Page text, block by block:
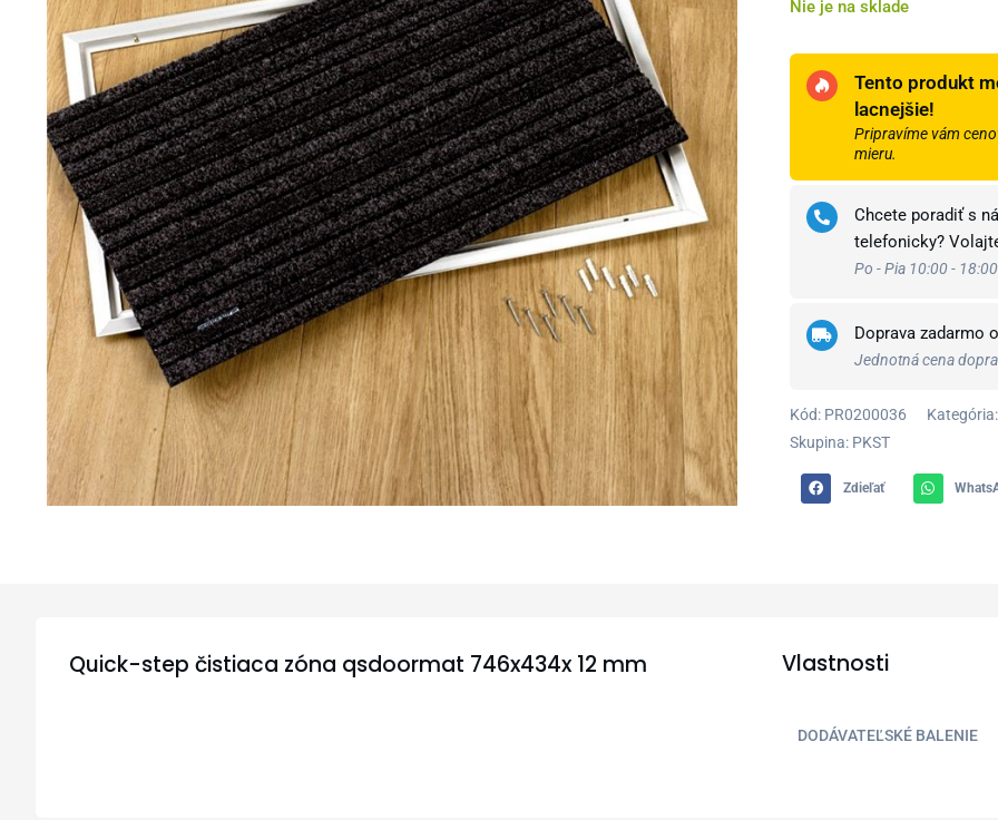
Nie je na sklade
Tento produkt
lacnejšie!
Pripravíme vám
mieru.
Chcete poradiť s
telefonicky?
Po - Pia 10:00 -
Doprava zadarmo
Jednotná cena
Kód: PR0200036
Kategória:
Skupina: PKST
Zdieľať
Quick-step čistiaca zóna qsdoormat 746x434x 12 mm Vlastnosti
DODÁVATEĽSKÉ BALENIE